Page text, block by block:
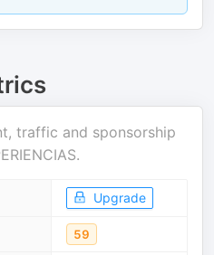
traffic and sponsorship
.
Upgrade
59